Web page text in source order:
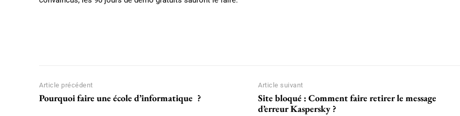
Article précédent
Pourquoi faire une école d’informatique ?
Article suivant
Site bloqué : Comment faire retirer le message
d’erreur Kaspersky ?